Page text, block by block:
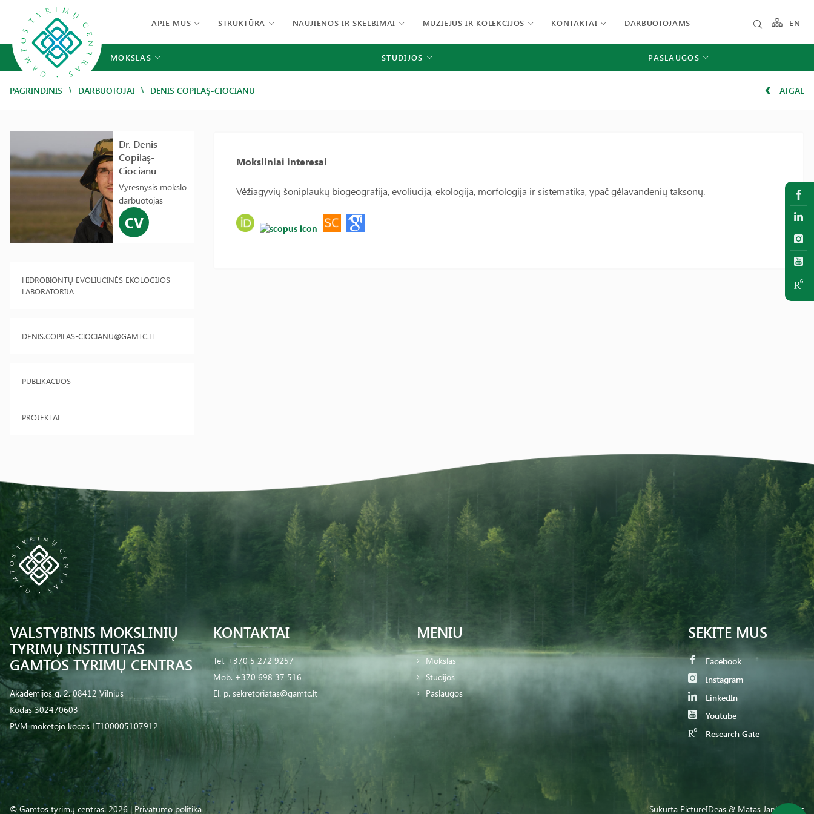
APIE MUS STRUKTŪRA NAUJIENOS IR SKELBIMAI MUZIEJUS IR KOLEKCIJOS KONTAKTAI DARBUOTOJAMS EN
MOKSLAS STUDIJOS PASLAUGOS
PAGRINDINIS / DARBUOTOJAI / DENIS COPILAŞ-CIOCIANU ATGAL
Dr. Denis
Copilaş-
Ciocianu
Vyresnysis mokslo
darbuotojas
CV
HIDROBIONTŲ EVOLIUCINĖS EKOLOGIJOS
LABORATORIJA
DENIS.COPILAS-CIOCIANU@GAMTC.LT
PUBLIKACIJOS
PROJEKTAI
Moksliniai interesai
Vėžiagyvių šoniplaukų biogeografija, evoliucija, ekologija, morfologija ir sistematika, ypač gėlavandenių taksonų.
VALSTYBINIS MOKSLINIŲ
TYRIMŲ INSTITUTAS
GAMTOS TYRIMŲ CENTRAS
Akademijos g. 2, 08412 Vilnius
Kodas 302470603
PVM mokėtojo kodas LT100005107912
KONTAKTAI
Tel. +370 5 272 9257
Mob. +370 698 37 516
El. p. sekretoriatas@gamtc.lt
MENIU
Mokslas
Studijos
Paslaugos
SEKITE MUS
Facebook
Instagram
LinkedIn
Youtube
Research Gate
© Gamtos tyrimų centras. 2026 | Privatumo politika Sukurta PictureIDeas & Matas Jankauskas